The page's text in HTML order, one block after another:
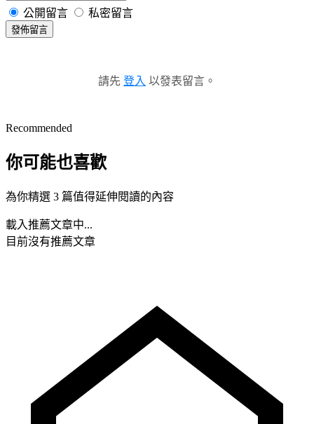
公開留言 私密留言
發佈留言
請先 登入 以發表留言。
Recommended
你可能也喜歡
為你精選 3 篇值得延伸閱讀的內容
載入推薦文章中...
目前沒有推薦文章